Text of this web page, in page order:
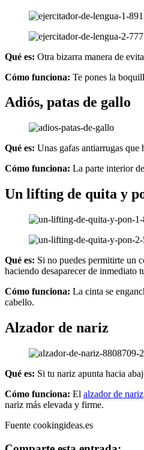
Qué es: Otra bizarra manera de
Cómo funciona: Te pones la
Adiós, patas de gallo
Qué es: Unas gafas antiarrugas
Cómo funciona: La parte interior
Un lifting de quita y
Qué es: Si no puedes permitirte un
haciendo desaparecer de inmediato
Cómo funciona: La cinta se
cabello.
Alzador de nariz
Qué es: Si tu nariz apunta hacia
Cómo funciona: El alzador de nariz
nariz más elevada y firme.
Fuente cookingideas.es